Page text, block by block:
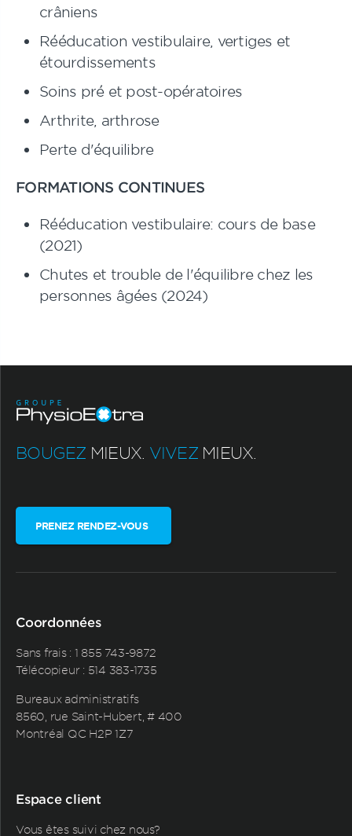
crâniens
Rééducation vestibulaire, vertiges et
étourdissements
Soins pré et post-opératoires
Arthrite, arthrose
Perte d'équilibre
FORMATIONS CONTINUES
Rééducation vestibulaire: cours de base
(2021)
Chutes et trouble de l'équilibre chez les
personnes âgées (2024)
BOUGEZ MIEUX. VIVEZ MIEUX.
PRENEZ RENDEZ-VOUS
Coordonnées
Sans frais : 1 855 743-9872
Télécopieur : 514 383-1735
Bureaux administratifs
8560, rue Saint-Hubert, # 400
Montréal QC H2P 1Z7
Espace client
Vous êtes suivi chez nous?